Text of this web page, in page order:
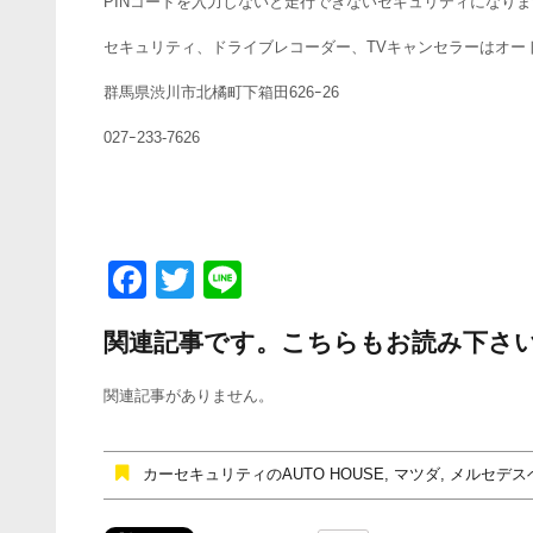
セキュリティ、ドライブレコーダー、TVキャンセラーはオー
群馬県渋川市北橘町下箱田626ｰ26
027ｰ233-7626
F
a
c
e
o
o
T
tt
er
e
関連記事です。こちらもお読み下さい
関連記事がありません。
カーセキュリティのAUTO HOUSE マツダ メルセデス